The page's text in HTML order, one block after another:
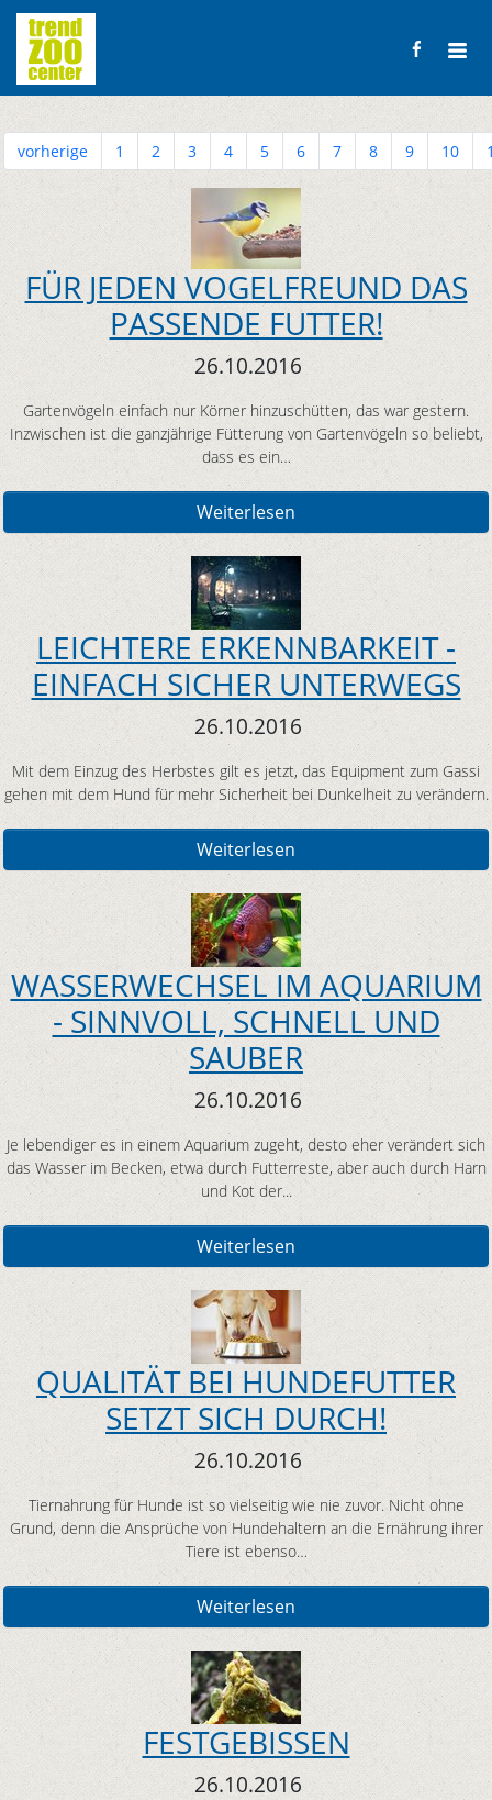
vorherige 1 2 3 4 5 6 7 8 9 10
FÜR JEDEN VOGELFREUND DAS
PASSENDE FUTTER!
26.10.2016
Gartenvögeln einfach nur Körner hinzuschütten, das war gestern.
Inzwischen ist die ganzjährige Fütterung von Gartenvögeln so beliebt,
dass es ein…
Weiterlesen
LEICHTERE ERKENNBARKEIT -
EINFACH SICHER UNTERWEGS
26.10.2016
Mit dem Einzug des Herbstes gilt es jetzt, das Equipment zum Gassi
gehen mit dem Hund für mehr Sicherheit bei Dunkelheit zu verändern.
Weiterlesen
WASSERWECHSEL IM AQUARIUM
- SINNVOLL, SCHNELL UND
SAUBER
26.10.2016
Je lebendiger es in einem Aquarium zugeht, desto eher verändert sich
das Wasser im Becken, etwa durch Futterreste, aber auch durch Harn
und Kot der...
Weiterlesen
QUALITÄT BEI HUNDEFUTTER
SETZT SICH DURCH!
26.10.2016
Tiernahrung für Hunde ist so vielseitig wie nie zuvor. Nicht ohne
Grund, denn die Ansprüche von Hundehaltern an die Ernährung ihrer
Tiere ist ebenso…
Weiterlesen
FESTGEBISSEN
26.10.2016